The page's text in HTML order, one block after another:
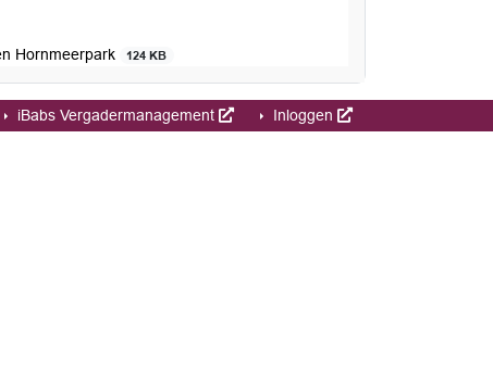
Hornmeerpark 124 KB
iBabs Vergadermanagement Inloggen